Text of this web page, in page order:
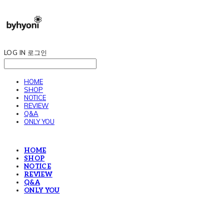
LOG IN 로그인
HOME
SHOP
NOTICE
REVIEW
Q&A
ONLY YOU
HOME
SHOP
NOTICE
REVIEW
Q&A
ONLY YOU